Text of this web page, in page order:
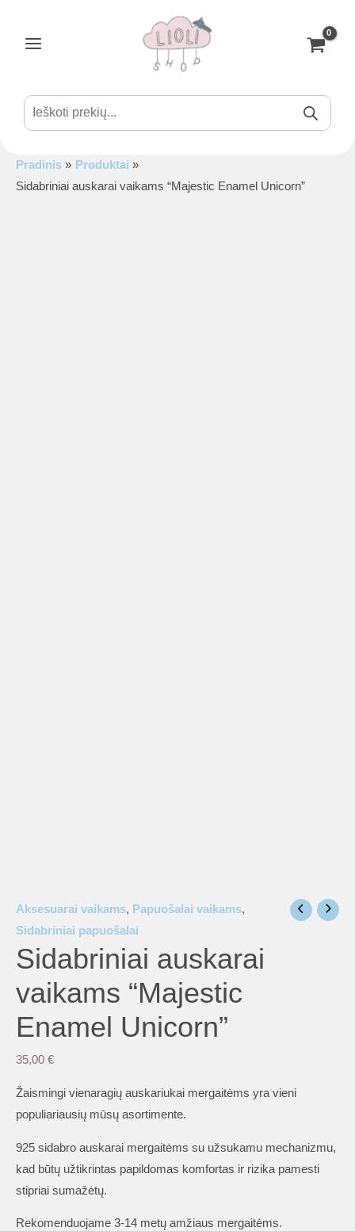
turinio
Products
search
Pradinis
Produktai
Sidabriniai auskarai vaikams “Majestic Enamel Unicorn”
Aksesuarai vaikams, Papuošalai vaikams,
Sidabriniai papuošalai
Sidabriniai auskarai
vaikams “Majestic
Enamel Unicorn”
35,00 €
Žaismingi vienaragių auskariukai mergaitėms yra vieni
populiariausių mūsų asortimente.
925 sidabro auskarai mergaitėms su užsukamu mechanizmu,
kad būtų užtikrintas papildomas komfortas ir rizika pamesti
stipriai sumažėtų.
Rekomenduojame 3-14 metų amžiaus mergaitėms.